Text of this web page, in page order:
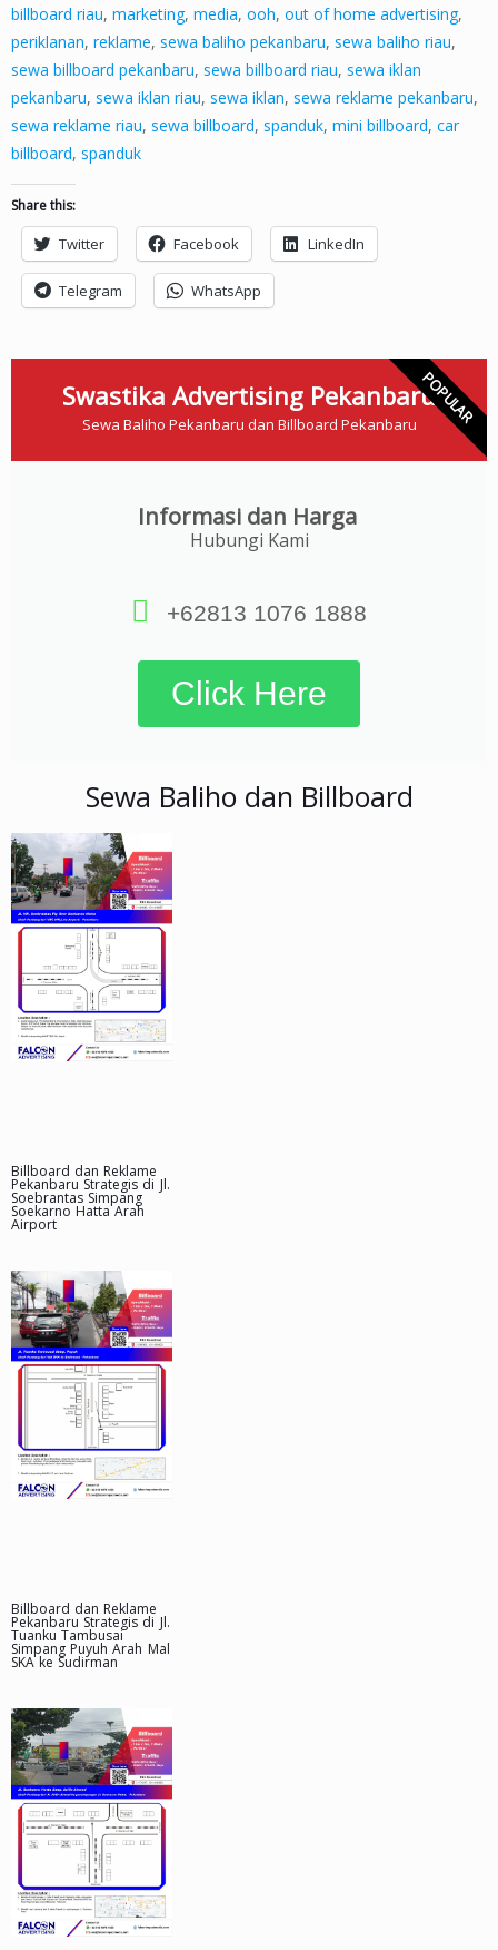
billboard riau, marketing, media, ooh, out of home advertising,
periklanan, reklame, sewa baliho pekanbaru, sewa baliho riau,
sewa billboard pekanbaru, sewa billboard riau, sewa iklan
pekanbaru, sewa iklan riau, sewa iklan, sewa reklame pekanbaru,
sewa reklame riau, sewa billboard, spanduk, mini billboard, car
billboard, spanduk
Share this:
Twitter Facebook LinkedIn
Telegram WhatsApp
Swastika Advertising Pekanbaru
Sewa Baliho Pekanbaru dan Billboard Pekanbaru
Informasi dan Harga
Hubungi Kami
+62813 1076 1888
Click Here
POPULAR
Sewa Baliho dan Billboard
Billboard dan Reklame
Pekanbaru Strategis di Jl.
Soebrantas Simpang
Soekarno Hatta Arah
Airport
Billboard dan Reklame
Pekanbaru Strategis di Jl.
Tuanku Tambusai
Simpang Puyuh Arah Mal
SKA ke Sudirman